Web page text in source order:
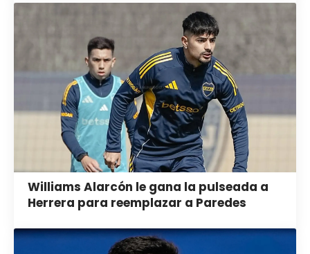
Williams Alarcón le gana la pulseada a
Herrera para reemplazar a Paredes